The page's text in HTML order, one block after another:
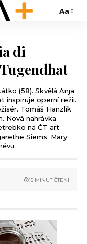
Aa
di
(58). Skvělá Anja
inspiruje operní režii.
Tomáš Hanzlík
Nová nahrávka
na ČT art.
Siems. Mary
15 MINUT ČTENÍ